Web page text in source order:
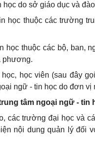
học do sở giáo dục và
học thuộc các trường
học thuộc các bộ, ban,
phương.
học viên (sau đây
ngữ - tin học do đơn vị
tâm ngoại ngữ - tin
các trường đại học và
nội dung quản lý đối